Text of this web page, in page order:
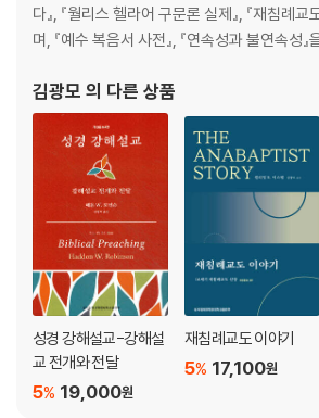
다』, 『월리스 헬라어 구문론 실제』, 『재침례
며, 『예수 복음서 사전』, 『연속성과 불연속성』
김광모 의 다른 상품
성경 강해설교-강해설
교 전개와 전달
19,000원
5%
재침례교도 이야기
17,100원
5%